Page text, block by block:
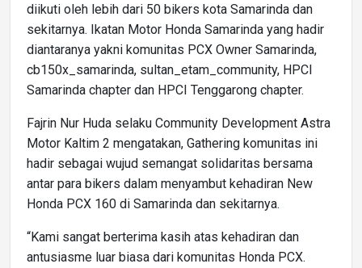
diikuti oleh lebih dari 50 bikers kota Samarinda dan
sekitarnya. Ikatan Motor Honda Samarinda yang hadir
diantaranya yakni komunitas PCX Owner Samarinda,
cb150x_samarinda, sultan_etam_community, HPCI
Samarinda chapter dan HPCI Tenggarong chapter.
Fajrin Nur Huda selaku Community Development Astra
Motor Kaltim 2 mengatakan, Gathering komunitas ini
hadir sebagai wujud semangat solidaritas bersama
antar para bikers dalam menyambut kehadiran New
Honda PCX 160 di Samarinda dan sekitarnya.
“Kami sangat berterima kasih atas kehadiran dan
antusiasme luar biasa dari komunitas Honda PCX.